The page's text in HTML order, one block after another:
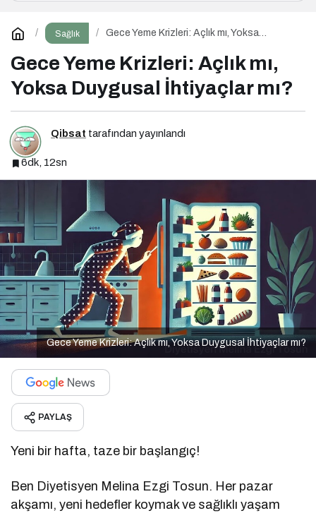
Sağlık
Gece Yeme Krizleri: Açlık mı, Yoksa
Gece Yeme Krizleri: Açlık mı,
Yoksa Duygusal İhtiyaçlar mı?
Qibsat tarafından yayınlandı
6dk, 12sn
Gece Yeme Krizleri: Açlık mı, Yoksa Duygusal İhtiyaçlar mı?
PAYLAŞ
Yeni bir hafta, taze bir başlangıç!
Ben Diyetisyen Melina Ezgi Tosun. Her pazar
akşamı, yeni hedefler koymak ve sağlıklı yaşam